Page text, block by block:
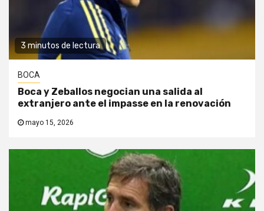
3 minutos de lectura
BOCA
Boca y Zeballos negocian una salida al
extranjero ante el impasse en la renovación
mayo 15, 2026